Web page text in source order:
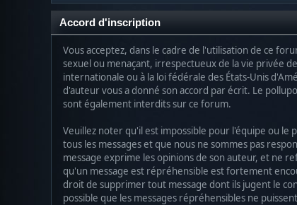
Accord d'inscription
Vous acceptez, dans le cadre de l'utilisation de ce
sexuel ou menaçant, irrespectueux de la vie privée
internationale ou à la loi fédérale des États-Unis
d'auteur vous a donné son accord par écrit. Le
sont également interdits sur ce forum.
Veuillez noter qu'il est impossible pour l'équipe ou
tous les messages et que nous ne sommes pas
message exprime les opinions de son auteur, et ne
qu'un message est répréhensible est fortement
droit de supprimer tout message dont ils jugent le
possible que les messages répréhensibles ne